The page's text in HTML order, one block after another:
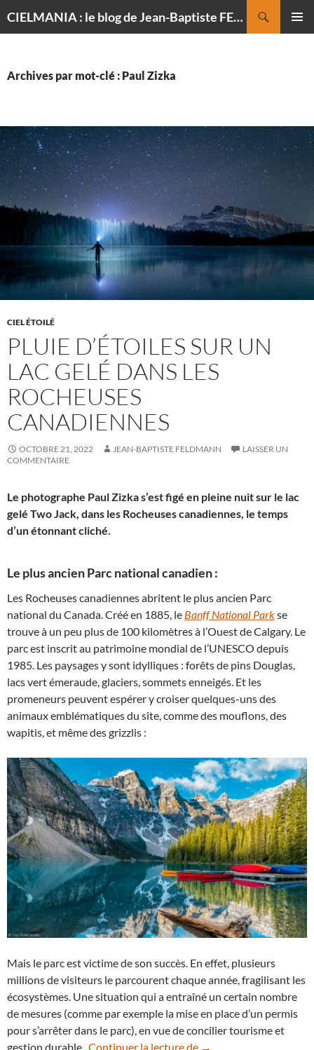
CIELMANIA : le blog de Jean-Baptiste FELDMANN, photographe du ciel
Archives par mot-clé : Paul Zizka
CIEL ÉTOILÉ
PLUIE D’ÉTOILES SUR UN
LAC GELÉ DANS LES
ROCHEUSES
CANADIENNES
OCTOBRE 21, 2022 JEAN-BAPTISTE FELDMANN
LAISSER UN
COMMENTAIRE
Le photographe Paul Zizka s’est figé en pleine nuit sur le lac
gelé Two Jack, dans les Rocheuses canadiennes, le temps
d’un étonnant cliché.
Le plus ancien Parc national canadien :
Les Rocheuses canadiennes abritent le plus ancien Parc
national du Canada. Créé en 1885, le Banff National Parkse
trouve à un peu plus de 100 kilomètres à l’Ouest de Calgary. Le
parc est inscrit au patrimoine mondial de l’UNESCO depuis
1985. Les paysages y sont idylliques : forêts de pins Douglas,
lacs vert émeraude, glaciers, sommets enneigés. Et les
promeneurs peuvent espérer y croiser quelques-uns des
animaux emblématiques du site, comme des mouflons, des
wapitis, et même des grizzlis :
Mais le parc est victime de son succès. En effet, plusieurs
millions de visiteurs le parcourent chaque année, fragilisant les
écosystèmes. Une situation qui a entraîné un certain nombre
de mesures (comme par exemple la mise en place d’un permis
pour s’arrêter dans le parc), en vue de concilier tourisme et
gestion durable. Continuer la lecture de Pluie d’étoiles sur un
→